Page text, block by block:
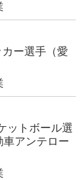
ー選手（愛
ットボール選
アンテロー